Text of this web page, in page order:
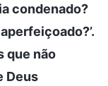
condenado?
que não
Deus